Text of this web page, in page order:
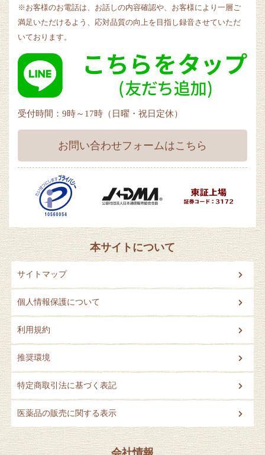
※お客様のお電話は、お話しの内容確認や、お客様により一層ご
満足いただけるよう、応対品質の向上を目指し録音させていただ
いております。
受付時間：9時～17時（日曜・祝日定休）
お問い合わせフォームはこちら
本サイトについて
サイトマップ
個人情報保護について
利用規約
推奨環境
特定商取引法に基づく表記
医薬品の販売に関する表示